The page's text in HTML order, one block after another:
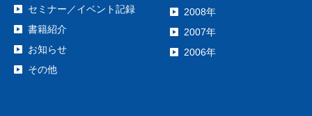
セミナー／イベント記録
書籍紹介
お知らせ
その他
2008年
2007年
2006年